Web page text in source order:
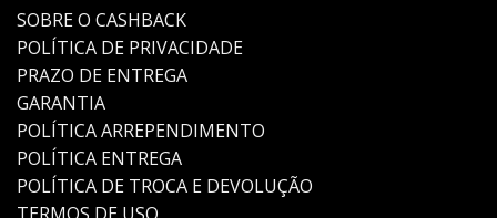
SOBRE O CASHBACK
POLÍTICA DE PRIVACIDADE
PRAZO DE ENTREGA
GARANTIA
POLÍTICA ARREPENDIMENTO
POLÍTICA ENTREGA
POLÍTICA DE TROCA E DEVOLUÇÃO